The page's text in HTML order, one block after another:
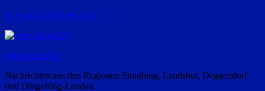
6. August 2026 red_ra24
regio-aktuell24
Nachrichten aus den Regionen Straubing, Landshut, Deggendorf
und Dingolfing-Landau